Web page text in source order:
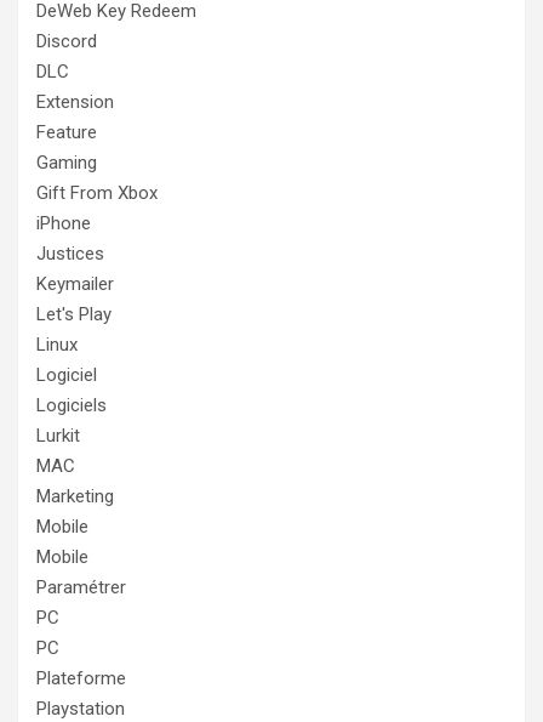
DeWeb Key Redeem
Discord
DLC
Extension
Feature
Gaming
Gift From Xbox
iPhone
Justices
Keymailer
Let's Play
Linux
Logiciel
Logiciels
Lurkit
MAC
Marketing
Mobile
Mobile
Paramétrer
PC
PC
Plateforme
Playstation